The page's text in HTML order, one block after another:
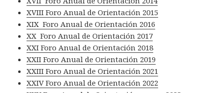
XVIII Foro Anual de Orientación 2015
XIX Foro Anual de Orientación 2016
XX Foro Anual de Orientación 2017
XXI Foro Anual de Orientación 2018
XXII Foro Anual de Orientación 2019
XXIII Foro Anual de Orientación 2021
XXIV Foro Anual de Orientación 2022